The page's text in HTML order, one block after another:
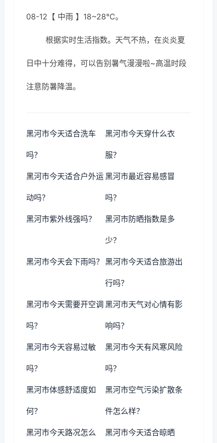
08-12【 中雨 】18~28℃。
根据实时生活指数。天气不热，在炎炎夏
日中十分难得，可以告别暑气漫漫啦~高温时段
注意防暑降温。
黑河市今天适合洗车
吗？
黑河市今天穿什么衣
服？
黑河市今天适合户外运
动吗？
黑河市最近容易感冒
吗？
黑河市紫外线强吗？ 黑河市防晒指数是多
少？
黑河市今天会下雨吗？ 黑河市今天适合旅游出
行吗？
黑河市今天需要开空调
吗？
黑河市天气对心情有影
响吗？
黑河市今天容易过敏
吗？
黑河市今天有风寒风险
吗？
黑河市体感舒适度如
何？
黑河市空气污染扩散条
件怎么样？
黑河市今天路况怎么 黑河市今天适合晾晒